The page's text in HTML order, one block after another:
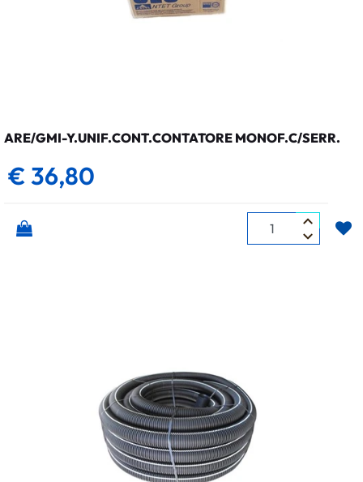
ARE/GMI-Y.UNIF.CONT.CONTATORE MONOF.C/SERR.
€ 36,80
Quantità